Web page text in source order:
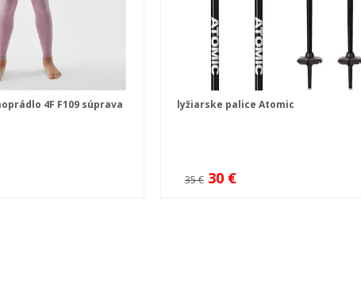
4F F109 súprava
lyžiarske palice Atomic
35 € 30 €